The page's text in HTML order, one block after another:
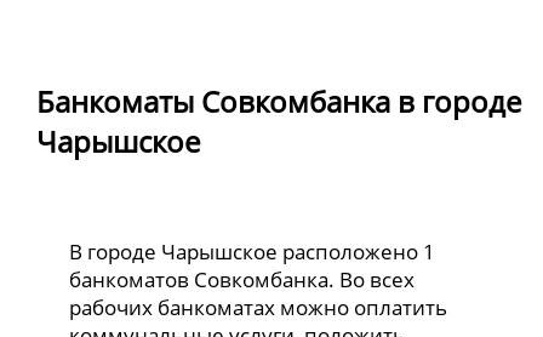
Банкоматы Совкомбанка в городе
Чарышское
В городе Чарышское расположено 1
банкоматов Совкомбанка. Во всех
рабочих банкоматах можно оплатить